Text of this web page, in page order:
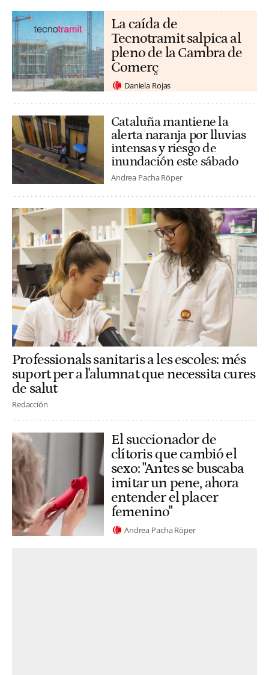
La caída de
Tecnotramit salpica al
pleno de la Cambra de
Comerç
Daniela Rojas
Cataluña mantiene la
alerta naranja por lluvias
intensas y riesgo de
inundación este sábado
Andrea Pacha Röper
Professionals sanitaris a les escoles: més
suport per a l'alumnat que necessita cures
de salut
Redacción
El succionador de
clítoris que cambió el
sexo: "Antes se buscaba
imitar un pene, ahora
entender el placer
femenino"
Andrea Pacha Röper